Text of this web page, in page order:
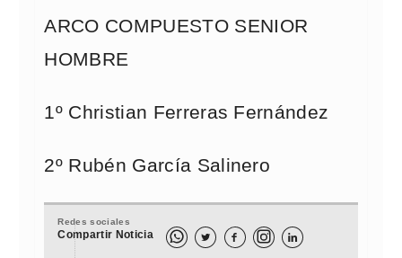
ARCO COMPUESTO SENIOR
HOMBRE
1º Christian Ferreras Fernández
2º Rubén García Salinero
Redes sociales
Compartir Noticia   